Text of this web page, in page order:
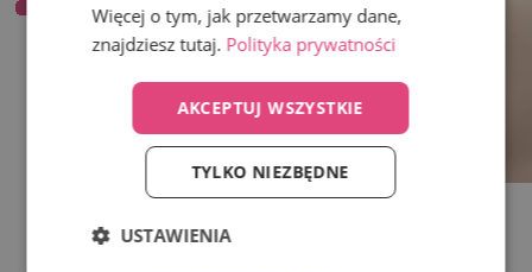
Wszystko w kategorii Biżuteria
Bransoletki
Więcej o tym, jak przetwarzamy dane,
znajdziesz tutaj. Polityka prywatności
AKCEPTUJ WSZYSTKIE
TYLKO NIEZBĘDNE
USTAWIENIA